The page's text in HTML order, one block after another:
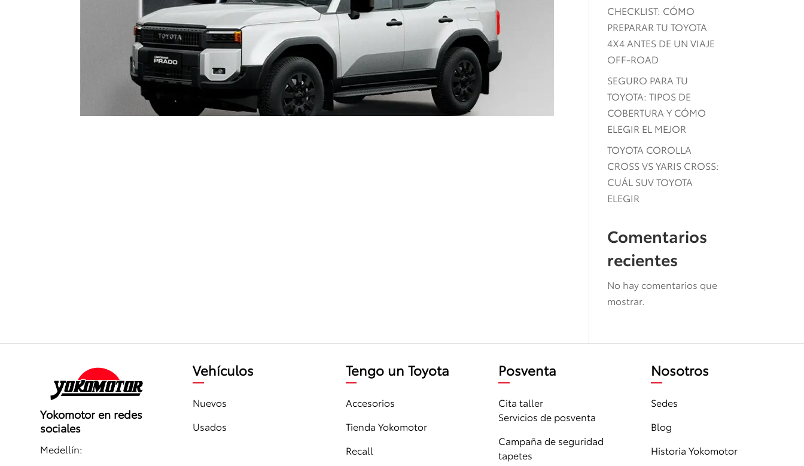
CHECKLIST: CÓMO
PREPARAR TU TOYOTA
4X4 ANTES DE UN VIAJE
OFF-ROAD
SEGURO PARA TU
TOYOTA: TIPOS DE
COBERTURA Y CÓMO
ELEGIR EL MEJOR
TOYOTA COROLLA
CROSS VS YARIS CROSS:
CUÁL SUV TOYOTA
ELEGIR
Comentarios
recientes
No hay comentarios que
mostrar.
Yokomotor en redes
sociales
Medellín:
Vehículos
Nuevos
Usados
Tengo un Toyota
Accesorios
Tienda Yokomotor
Recall
Posventa
Cita taller
Servicios de posventa
Campaña de seguridad
tapetes
Nosotros
Sedes
Blog
Historia Yokomotor